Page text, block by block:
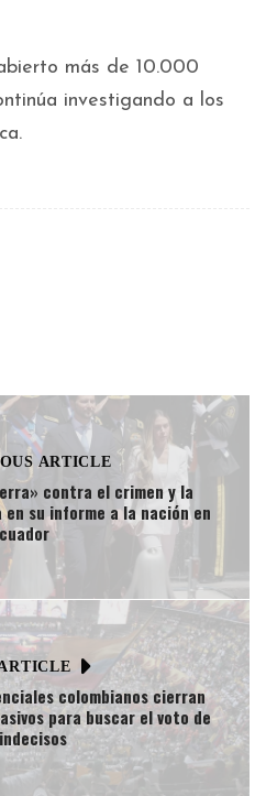
más de 10.000
investigando a los
ARTICLE
contra el crimen y la
su informe a la nación en
colombianos cierran
para buscar el voto de